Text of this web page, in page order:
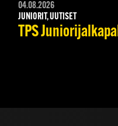
04.08.2026
JUNIORIT, UUTISET
TPS